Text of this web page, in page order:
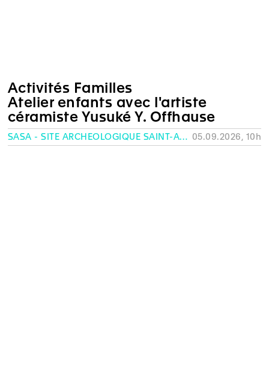
Activités Familles
Atelier enfants avec l'artiste
céramiste Yusuké Y. Offhause
SASA - SITE ARCHÉOLOGIQUE SAINT-ANTOINE, GENÈVE 05.09.2026, 10h